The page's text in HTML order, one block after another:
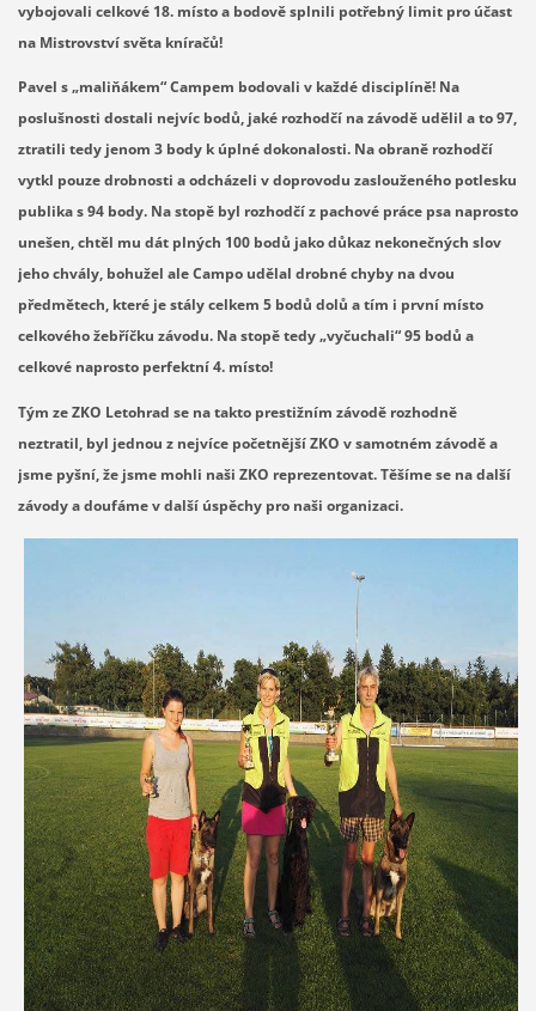
vybojovali celkové 18. místo a bodově splnili potřebný limit pro účast
na Mistrovství světa kníračů!
Pavel s „maliňákem“ Campem bodovali v každé disciplíně! Na
poslušnosti dostali nejvíc bodů, jaké rozhodčí na závodě udělil a to 97,
ztratili tedy jenom 3 body k úplné dokonalosti. Na obraně rozhodčí
vytkl pouze drobnosti a odcházeli v doprovodu zaslouženého potlesku
publika s 94 body. Na stopě byl rozhodčí z pachové práce psa naprosto
unešen, chtěl mu dát plných 100 bodů jako důkaz nekonečných slov
jeho chvály, bohužel ale Campo udělal drobné chyby na dvou
předmětech, které je stály celkem 5 bodů dolů a tím i první místo
celkového žebříčku závodu. Na stopě tedy „vyčuchali“ 95 bodů a
celkové naprosto perfektní 4. místo!
Tým ze ZKO Letohrad se na takto prestižním závodě rozhodně
neztratil, byl jednou z nejvíce početnější ZKO v samotném závodě a
jsme pyšní, že jsme mohli naši ZKO reprezentovat. Těšíme se na další
závody a doufáme v další úspěchy pro naši organizaci.